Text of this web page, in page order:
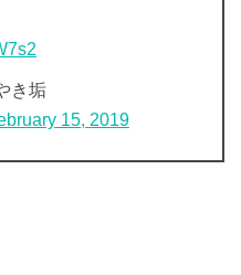
き垢
15, 2019